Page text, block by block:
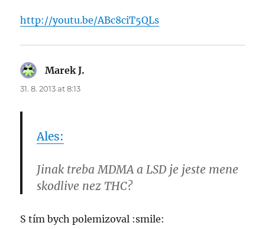
http://youtu.be/ABc8ciT5QLs
Marek J.
31. 8. 2013 at 8:13
Ales:
Jinak treba MDMA a LSD je jeste mene
skodlive nez THC?
S tím bych polemizoval :smile: